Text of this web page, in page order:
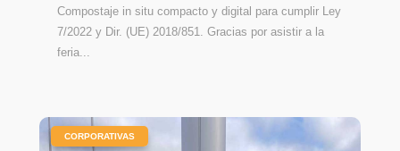
Compostaje in situ compacto y digital para cumplir Ley
7/2022 y Dir. (UE) 2018/851. Gracias por asistir a la
feria...
CORPORATIVAS